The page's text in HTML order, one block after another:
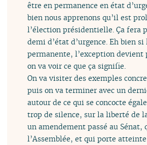
être en permanence en état
bien nous apprenons qu’il est
l’élection présidentielle. Ça fera
demi d’état d’urgence. Eh bien si
permanente, l’exception devient
on va voir ce que ça signifie.
On va visiter des exemples
puis on va terminer avec un
autour de ce qui se concocte
trop de silence, sur la liberté de
un amendement passé au Sénat,
l’Assemblée, et qui porte